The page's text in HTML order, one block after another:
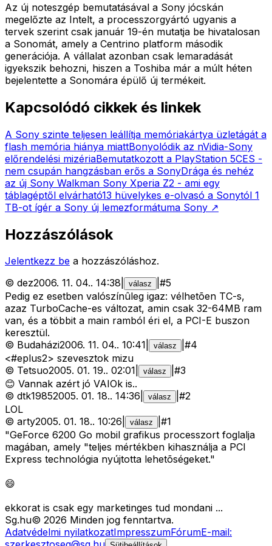
Az új noteszgép bemutatásával a Sony jócskán
megelőzte az Intelt, a processzorgyártó ugyanis a
tervek szerint csak január 19-én mutatja be hivatalosan
a Sonomát, amely a Centrino platform második
generációja. A vállalat azonban csak lemaradását
igyekszik behozni, hiszen a Toshiba már a múlt héten
bejelentette a Sonomára épülő új termékeit.
Kapcsolódó cikkek és linkek
A Sony szinte teljesen leállítja memóriakártya üzletágát a
flash memória hiánya miattBonyolódik az nVidia-Sony
előrendelési mizériaBemutatkozott a PlayStation 5CES -
nem csupán hangzásban erős a SonyDrága és nehéz
az új Sony Walkman Sony Xperia Z2 - ami egy
táblagéptől elvárható13 hüvelykes e-olvasó a Sonytól 1
TB-ot ígér a Sony új lemezformátuma Sony ↗
Hozzászólások
Jelentkezz be a hozzászóláshoz.
© dez2006. 11. 04.. 14:38 válasz #5
Pedig ez esetben valószínûleg igaz: vélhetõen TC-s,
azaz TurboCache-es változat, amin csak 32-64MB ram
van, és a többit a main ramból éri el, a PCI-E buszon
keresztül.
© Budaházi2006. 11. 04.. 10:41 válasz #4
<#eplus2> szevesztok mizu
© Tetsuo2005. 01. 19.. 02:01 válasz #3
😊 Vannak azért jó VAIOk is..
© dtk19852005. 01. 18.. 14:36 válasz #2
LOL
© arty2005. 01. 18.. 10:26 válasz #1
"GeForce 6200 Go mobil grafikus processzort foglalja
magában, amely "teljes mértékben kihasználja a PCI
Express technológia nyújtotta lehetõségeket."
😄
ekkorat is csak egy marketinges tud mondani ...
Sg.hu© 2026 Minden jog fenntartva.
Adatvédelmi nyilatkozatImpresszumFórumE-mail: